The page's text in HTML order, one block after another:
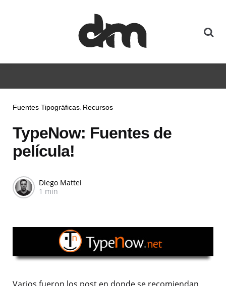
Fuentes Tipográficas Recursos
TypeNow: Fuentes de
película!
Diego Mattei
1 min